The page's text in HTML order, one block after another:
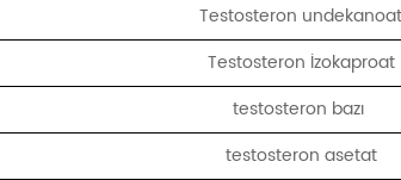
Testosteron undekanoat
Testosteron İzokaproat
testosteron bazı
testosteron asetat